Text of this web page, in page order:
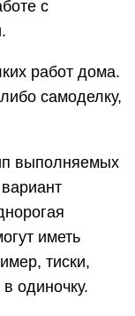
с
работ дома.
самоделку,
выполняемых
иметь
тиски,
одиночку.